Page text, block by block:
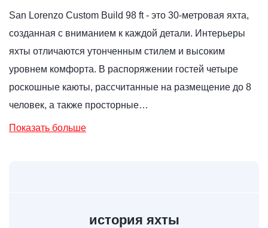
San Lorenzo Custom Build 98 ft - это 30-метровая яхта,
созданная с вниманием к каждой детали. Интерьеры
яхты отличаются утонченным стилем и высоким
уровнем комфорта. В распоряжении гостей четыре
роскошные каюты, рассчитанные на размещение до 8
человек, а также просторные…
Показать больше
история яхты